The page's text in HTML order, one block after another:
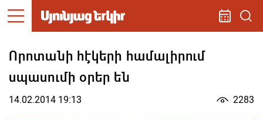
Որոտանի հէկերի համալիրում
սպասումի օրեր են
14.02.2014 19:13 2283